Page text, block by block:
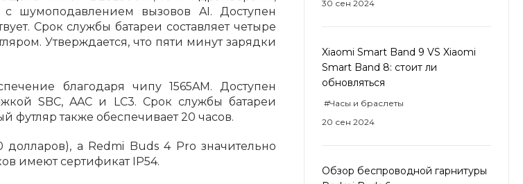
в корзину
только
банка
30 сен 2024
Xiaomi Smart Band 9 VS Xiaomi
Smart Band 8: стоит ли
обновляться
#Часы и браслеты
20 сен 2024
Обзор беспроводной гарнитуры
вызовов AI. Доступен
Срок службы батареи составляет четыре
Утверждается, что пяти минут зарядки
благодаря чипу 1565AM. Доступен
SBC, AAC и LC3. Срок службы батареи
футляр также обеспечивает 20 часов.
а Redmi Buds 4 Pro значительно
имеют сертификат IP54.